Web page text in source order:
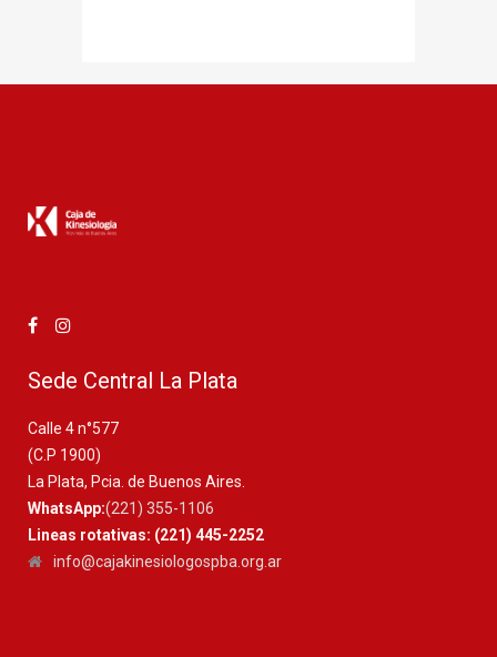
Sede Central La Plata
Calle 4 n°577
(C.P 1900)
La Plata, Pcia. de Buenos Aires.
WhatsApp:(221) 355-1106
Lineas rotativas: (221) 445-2252
info@cajakinesiologospba.org.ar